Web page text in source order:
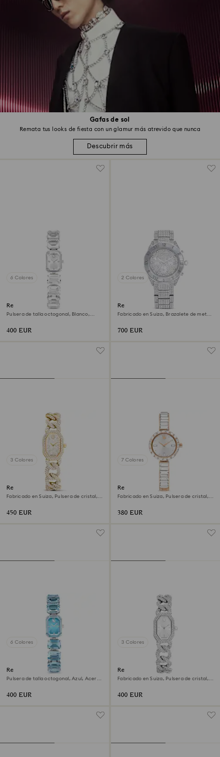
Gafas de sol
Remata tus looks de fiesta con un glamur más atrevido que nunca
Descubrir más
6 Colores
Reloj
Pulsera de talla octogonal, Blanco,
400 EUR
2 Colores
Reloj Dextera lux
Fabricado en Suiza, Brazalete de metal,
700 EUR
3 Colores
Reloj Dextera chain
Fabricado en Suiza, Pulsera de cristal,
450 EUR
7 Colores
Reloj Matrix bangle
Fabricado en Suiza, Pulsera de cristal,
380 EUR
6 Colores
Reloj
Pulsera de talla octogonal, Azul, Acero
400 EUR
3 Colores
Reloj Dextera chain
Fabricado en Suiza, Pulsera de cristal,
400 EUR